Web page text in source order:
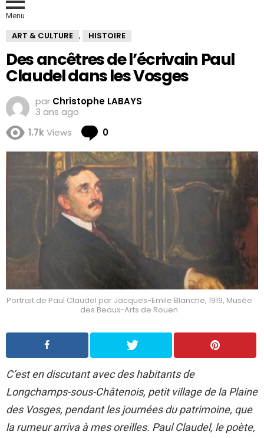
Menu
ART & CULTURE , HISTOIRE
Des ancêtres de l’écrivain Paul
Claudel dans les Vosges
par Christophe LABAYS
3 ans ago
1.7kViews 0
Portrait de Paul Claudel par Jacques-Emile Blanche, 1919, Musée
des Beaux-Arts de Rouen
C’est en discutant avec des habitants de
Longchamps-sous-Châtenois, petit village de la Plaine
des Vosges, pendant les journées du patrimoine, que
la rumeur arriva à mes oreilles. Paul Claudel, le poète,